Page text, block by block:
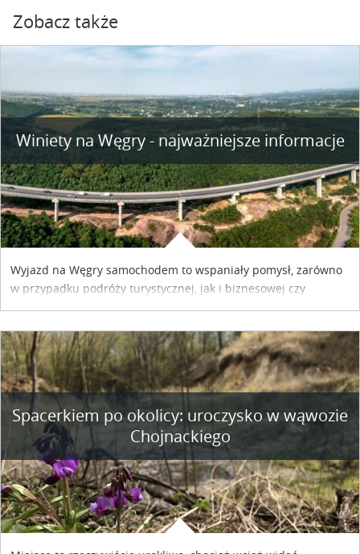
Zobacz także
Winiety na Węgry - najważniejsze informacje
Wyjazd na Węgry samochodem to wspaniały pomysł, zarówno
w przypadku podróży turystycznej, jak i biznesowej czy
służbowej. Pamiętać tylko trzeba o wykupieniu winiety, co
współpracy reklamowej z Hungary Vignette.
Spacerkiem po okolicy: uroczysko w wąwozie
Chojnackiego